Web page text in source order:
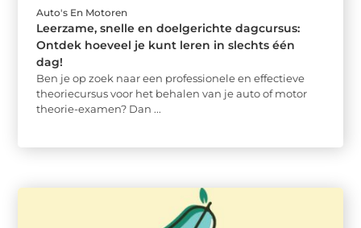
Auto's En Motoren
Leerzame, snelle en doelgerichte dagcursus:
Ontdek hoeveel je kunt leren in slechts één
dag!
Ben je op zoek naar een professionele en effectieve
theoriecursus voor het behalen van je auto of motor
theorie-examen? Dan ...